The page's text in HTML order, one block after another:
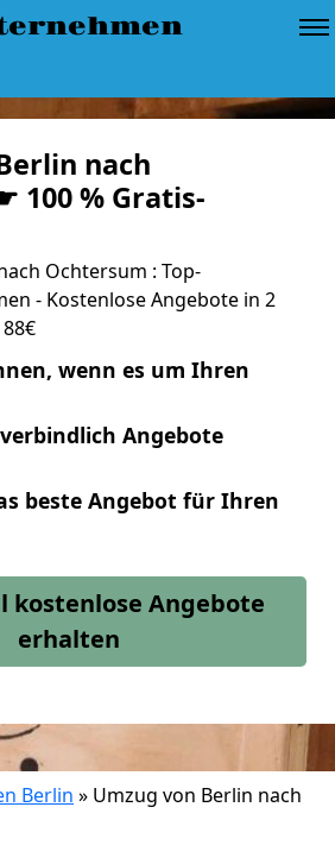
nach
100 % Gratis-
Ochtersum : Top-
- Kostenlose Angebote in 2
wenn es um Ihren
Angebote
beste Angebot für Ihren
kostenlose Angebote
erhalten
Berlin » Umzug von Berlin nach